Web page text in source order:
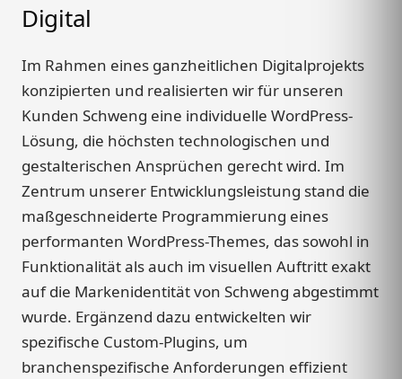
Digital
Im Rahmen eines ganzheitlichen Digitalprojekts
konzipierten und realisierten wir für unseren
Kunden Schweng eine individuelle WordPress-
Lösung, die höchsten technologischen und
gestalterischen Ansprüchen gerecht wird. Im
Zentrum unserer Entwicklungsleistung stand die
maßgeschneiderte Programmierung eines
performanten WordPress-Themes, das sowohl in
Funktionalität als auch im visuellen Auftritt exakt
auf die Markenidentität von Schweng abgestimmt
wurde. Ergänzend dazu entwickelten wir
spezifische Custom-Plugins, um
branchenspezifische Anforderungen effizient